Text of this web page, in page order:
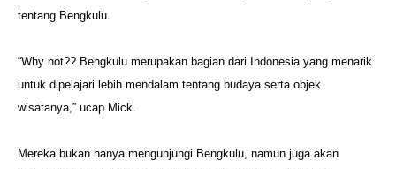
tentang Bengkulu.
“Why not?? Bengkulu merupakan bagian dari Indonesia yang menarik
untuk dipelajari lebih mendalam tentang budaya serta objek
wisatanya,” ucap Mick.
Mereka bukan hanya mengunjungi Bengkulu, namun juga akan